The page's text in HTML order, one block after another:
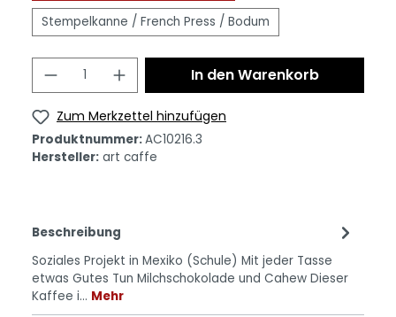
Stempelkanne / French Press / Bodum
In den Warenkorb
Zum Merkzettel hinzufügen
Produktnummer:AC10216.3
Hersteller: art caffe
Beschreibung
Soziales Projekt in Mexiko (Schule) Mit jeder Tasse
etwas Gutes Tun Milchschokolade und Cahew Dieser
Kaffee i… Mehr